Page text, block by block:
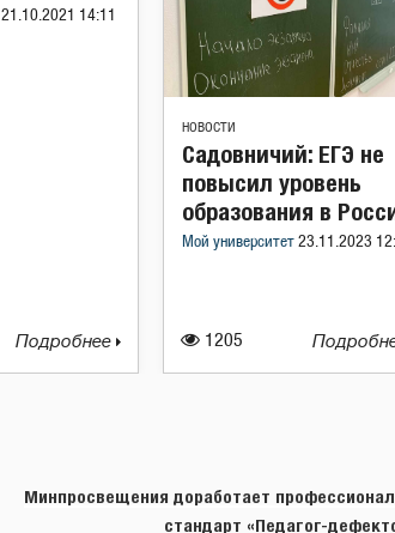
21.10.2021 14:11
Подробнее
НОВОСТИ
1205
Садовничий: ЕГЭ не
повысил уровень
образования в
Мой университет 23.11.2023
Минпросвещения доработает
стандарт «Педагог-